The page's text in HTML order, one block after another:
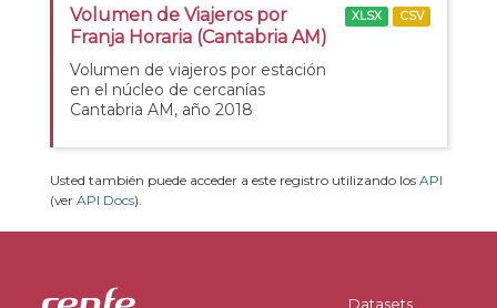
Volumen de Viajeros por
Franja Horaria (Cantabria AM)
Volumen de viajeros por estación
en el núcleo de cercanías
Cantabria AM, año 2018
XLSX CSV
Usted también puede acceder a este registro utilizando los API
(ver API Docs).
Datasets